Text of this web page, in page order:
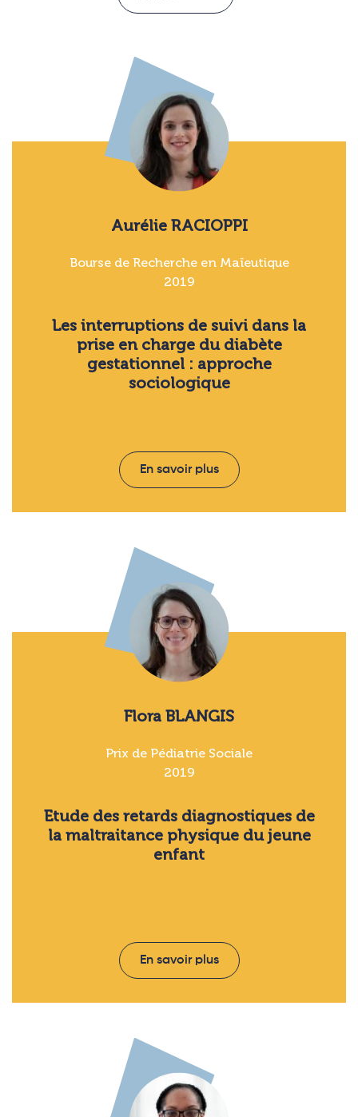
Aurélie RACIOPPI
Bourse de Recherche en Maïeutique
2019
Les interruptions de suivi dans la
prise en charge du diabète
gestationnel : approche
sociologique
En savoir plus
Flora BLANGIS
Prix de Pédiatrie Sociale
2019
Etude des retards diagnostiques de
la maltraitance physique du jeune
enfant
En savoir plus